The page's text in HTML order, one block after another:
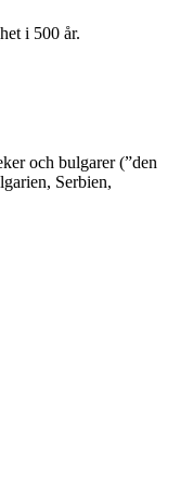
i 500 år.
och bulgarer (”den
Serbien,